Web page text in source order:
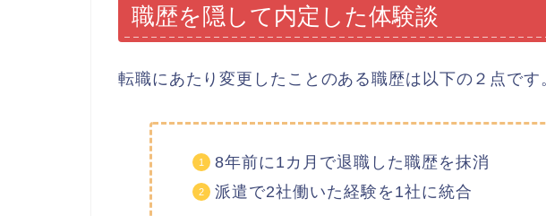
職歴を隠して内定した体験談
転職にあたり変更したことのある職歴は以下の２点です
8年前に1カ月で退職した職歴を抹消
派遣で2社働いた経験を1社に統合